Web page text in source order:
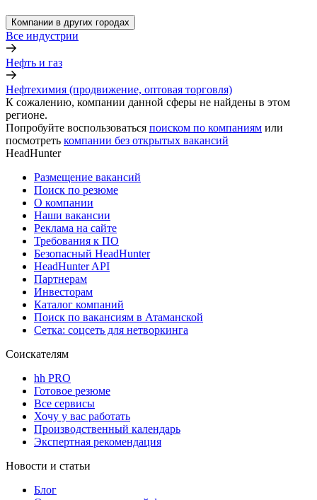
Компании в других городах
Все индустрии
Нефть и газ
Нефтехимия (продвижение, оптовая торговля)
К сожалению, компании данной сферы не найдены в этом
регионе.
Попробуйте воспользоваться поиском по компаниям или
посмотреть компании без открытых вакансий
HeadHunter
Размещение вакансий
Поиск по резюме
О компании
Наши вакансии
Реклама на сайте
Требования к ПО
Безопасный HeadHunter
HeadHunter API
Партнерам
Инвесторам
Каталог компаний
Поиск по вакансиям в Атаманской
Сетка: соцсеть для нетворкинга
Соискателям
hh PRO
Готовое резюме
Все сервисы
Хочу у вас работать
Производственный календарь
Экспертная рекомендация
Новости и статьи
Блог